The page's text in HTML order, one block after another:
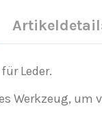
Leder.
Werkzeug, um